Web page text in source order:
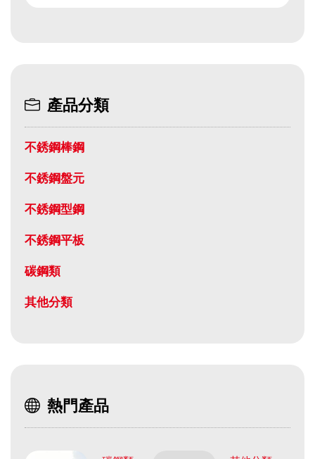
產品分類
不銹鋼棒鋼
不銹鋼盤元
不銹鋼型鋼
不銹鋼平板
碳鋼類
其他分類
熱門產品